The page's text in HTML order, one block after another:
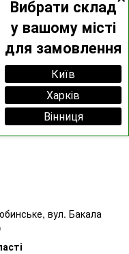
Вибрати склад
у вашому місті
для замовлення
Київ
Харків
Вінниця
вул. Бакала